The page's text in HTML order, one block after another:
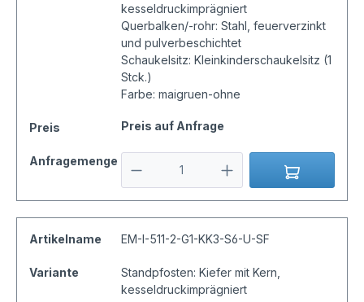
kesseldruckimprägniert
Querbalken/-rohr: Stahl, feuerverzinkt
und pulverbeschichtet
Schaukelsitz: Kleinkinderschaukelsitz (1
Stck.)
Farbe: maigruen-ohne
Preis Preis auf Anfrage
Anfragemenge
Artikelname EM-I-511-2-G1-KK3-S6-U-SF
Variante
Standpfosten: Kiefer mit Kern,
kesseldruckimprägniert